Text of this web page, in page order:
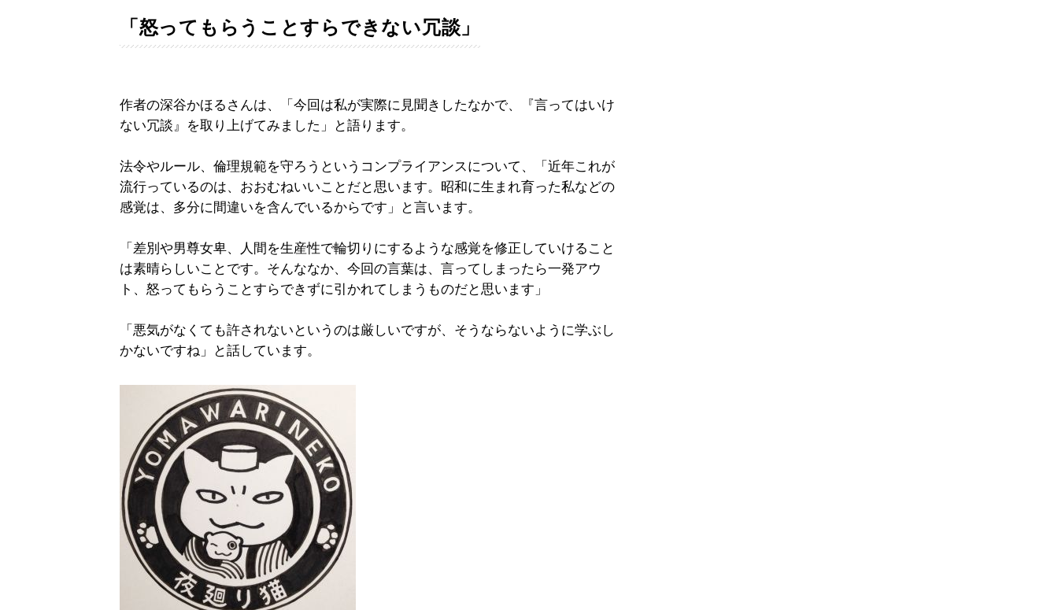
「怒ってもらうことすらできない冗談」
作者の深谷かほるさんは、「今回は私が実際に見聞きしたなかで、『言ってはいけ
ない冗談』を取り上げてみました」と語ります。
法令やルール、倫理規範を守ろうというコンプライアンスについて、「近年これが
流行っているのは、おおむねいいことだと思います。昭和に生まれ育った私などの
感覚は、多分に間違いを含んでいるからです」と言います。
「差別や男尊女卑、人間を生産性で輪切りにするような感覚を修正していけること
は素晴らしいことです。そんななか、今回の言葉は、言ってしまったら一発アウ
ト、怒ってもらうことすらできずに引かれてしまうものだと思います」
「悪気がなくても許されないというのは厳しいですが、そうならないように学ぶし
かないですね」と話しています。